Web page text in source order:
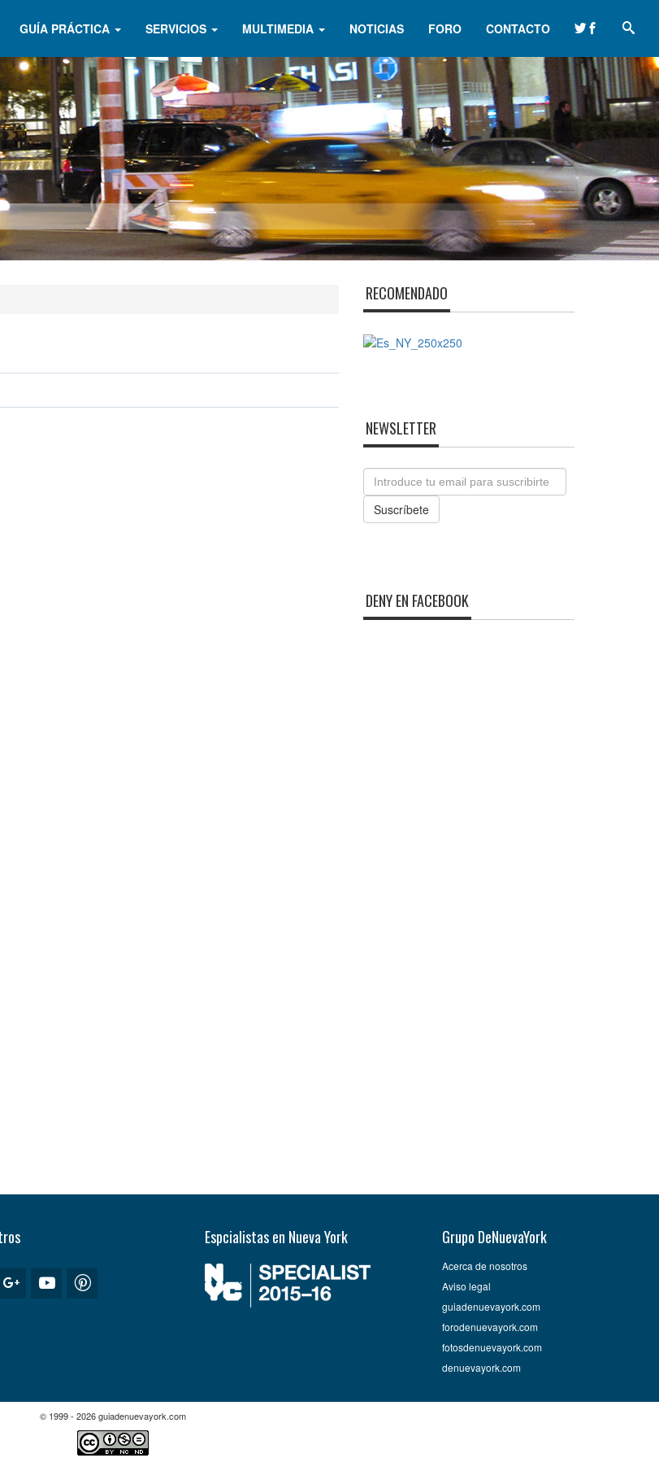
GUÍA PRÁCTICA SERVICIOS MULTIMEDIA NOTICIAS FORO CONTACTO
RECOMENDADO
NEWSLETTER
Email
Suscríbete
DENY EN FACEBOOK
Espcialistas en Nueva York Grupo DeNuevaYork
Acerca de nosotros
Aviso legal
guiadenuevayork.com
forodenuevayork.com
fotosdenuevayork.com
denuevayork.com
© 1999 - 2026 guiadenuevayork.com